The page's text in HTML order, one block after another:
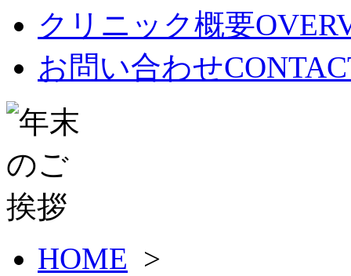
クリニック概要
お問い合わせ
HOME >